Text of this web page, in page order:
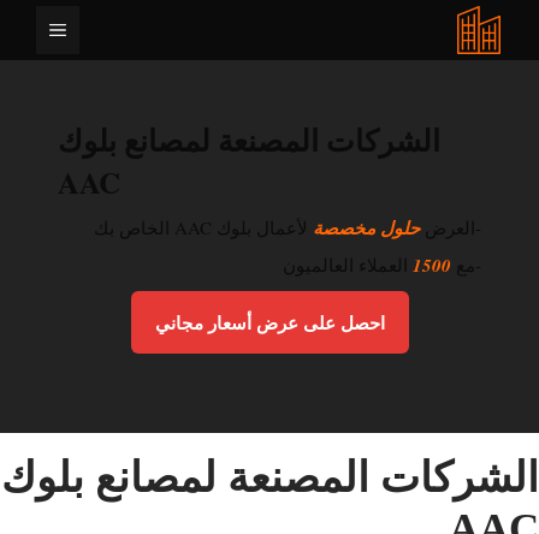
القائمة
الشركات المصنعة لمصانع بلوك
AAC
-العرض حلول مخصصةلأعمال بلوك AAC الخاص بك
-مع 1500العملاء العالميون
احصل على عرض أسعار مجاني
المصنعة لمصانع بلوك